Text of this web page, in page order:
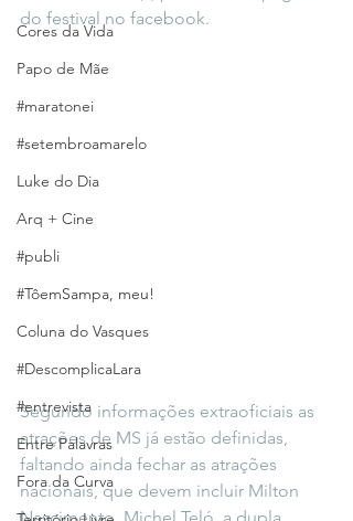
Cores da Vida
Papo de Mãe
#maratonei
#setembroamarelo
Luke do Dia
Arq + Cine
#publi
#TôemSampa, meu!
Coluna do Vasques
#DescomplicaLara
#entrevista
Entre Palavras
Fora da Curva
do festival no facebook.
Segundo informações extraoficiais as
atrações de MS já estão definidas,
faltando ainda fechar as atrações
nacionais, que devem incluir Milton